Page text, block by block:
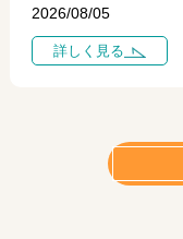
2026/08/05
詳しく見る